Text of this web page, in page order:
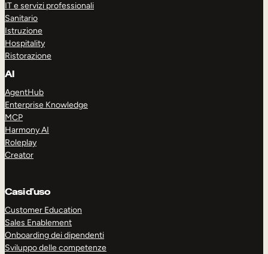
IT e servizi professionali
Sanitario
Istruzione
Hospitality
Ristorazione
AI
AgentHub
Enterprise Knowledge
MCP
Harmony AI
Roleplay
Creator
Casi d’uso
Customer Education
Sales Enablement
Onboarding dei dipendenti
Sviluppo delle competenze